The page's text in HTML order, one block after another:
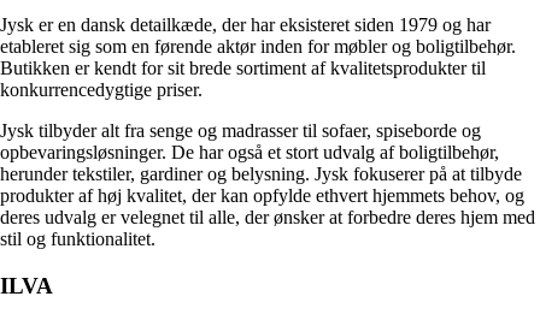
Jysk er en dansk detailkæde, der har eksisteret siden 1979 og har
etableret sig som en førende aktør inden for møbler og boligtilbehør.
Butikken er kendt for sit brede sortiment af kvalitetsprodukter til
konkurrencedygtige priser.
Jysk tilbyder alt fra senge og madrasser til sofaer, spiseborde og
opbevaringsløsninger. De har også et stort udvalg af boligtilbehør,
herunder tekstiler, gardiner og belysning. Jysk fokuserer på at tilbyde
produkter af høj kvalitet, der kan opfylde ethvert hjemmets behov, og
deres udvalg er velegnet til alle, der ønsker at forbedre deres hjem med
stil og funktionalitet.
ILVA